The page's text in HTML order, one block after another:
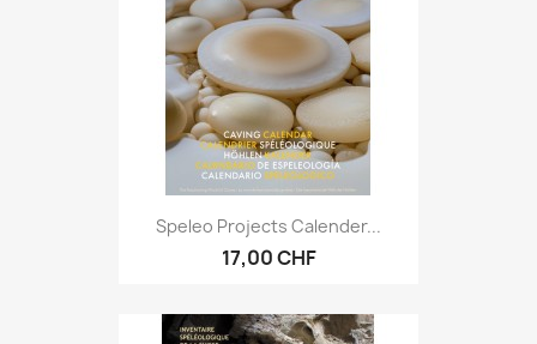
Speleo Projects Calender...
17,00 CHF